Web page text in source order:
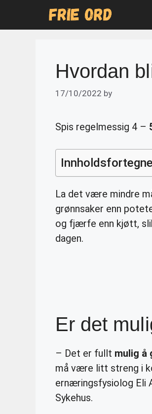
Hvordan
17/10/2022 by
Spis regelmessig 4 –
La det være mindre
grønnsaker enn
og fjærfe enn kjøtt,
dagen.
Er det
– Det er fullt mulig å
må være litt streng i
ernæringsfysiolog Eli
Sykehus.